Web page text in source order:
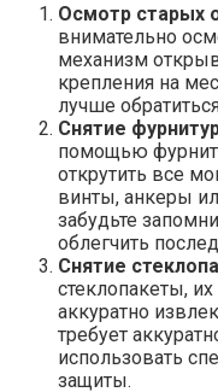
Осмотр старых
внимательно
механизм
крепления на
лучше
Снятие
помощью
открутить все
винты, анкеры
забудьте
облегчить
Снятие
стеклопакеты, их
аккуратно
требует
использовать
защиты.